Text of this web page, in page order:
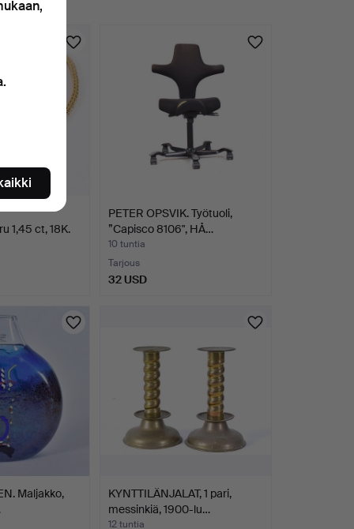
1,45 ct, 18K.
PETER OPSVIK. Työtuoli,
”Capisco 8106", HÅ…
10 tuntia
Tarjous
32 USD
Maljakko,
KYNTTILÄNJALAT, 1 pari,
messinkiä, 1900-lu…
12 tuntia